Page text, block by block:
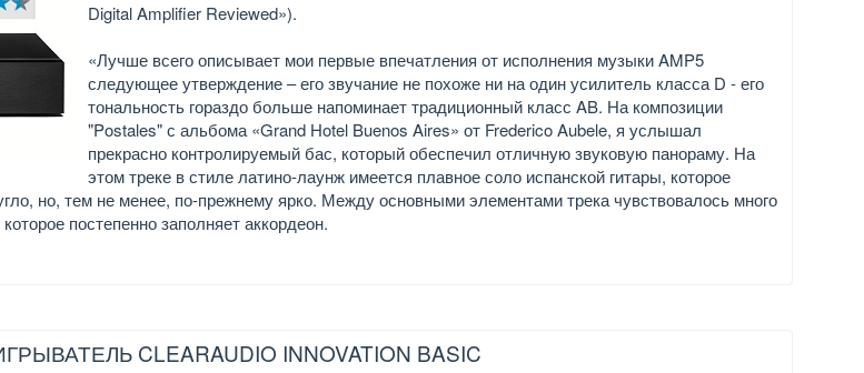
Digital Amplifier Reviewed»).
«Лучше всего описывает мои первые впечатления от исполнения музыки AMP5
следующее утверждение – его звучание не похоже ни на один усилитель класса D - его
тональность гораздо больше напоминает традиционный класс AB. На композиции
"Postales" с альбома «Grand Hotel Buenos Aires» от Frederico Aubele, я услышал
прекрасно контролируемый бас, который обеспечил отличную звуковую панораму. На
этом треке в стиле латино-лаунж имеется плавное соло испанской гитары, которое
но, тем не менее, по-прежнему ярко. Между основными элементами трека чувствовалось много
постепенно заполняет аккордеон.
CLEARAUDIO INNOVATION BASIC